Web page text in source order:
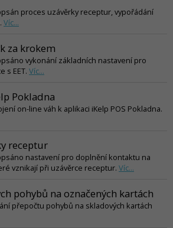
proces uzávěrky receptur, vypořádání
Víc...
za krokem
vykonání základních nastavení pro
s EET. Víc...
Pokladna
on-line váh k aplikaci iKelp POS Pokladna.
receptur
nastavení pro doplnění kontaktu na
vznikají při uzávěrce receptur. Víc...
pohybů na označených kartách
přepočtu pohybů na skladových kartách